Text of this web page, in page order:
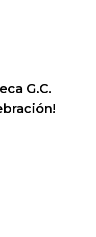
G.C.